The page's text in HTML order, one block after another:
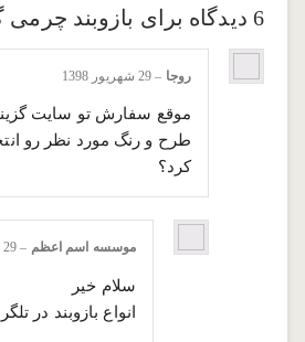
6 دیدگاه برای بازوبند
روجا – 29 شهریور 1398
موقع سفارش تو سایت
طرح و رنگ مورد نظر رو
کرد؟
موسسه اسم اعظم – 29 شهریور 1398
سلام خیر
انواع بازوبند در